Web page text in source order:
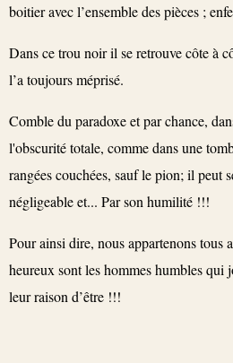
boitier avec l’ensemble des pièces ;
Dans ce trou noir il se retrouve côte à
l’a toujours méprisé.
Comble du paradoxe et par chance,
l'obscurité totale, comme dans une
rangées couchées, sauf le pion; il peut
négligeable et... Par son humilité !!!
Pour ainsi dire, nous appartenons tous
heureux sont les hommes humbles qui
leur raison d’être !!!